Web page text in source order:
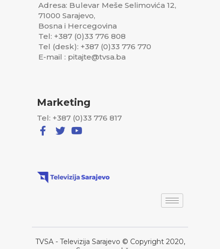
Adresa: Bulevar Meše Selimovića 12,
71000 Sarajevo,
Bosna i Hercegovina
Tel: +387 (0)33 776 808
Tel (desk): +387 (0)33 776 770
E-mail : pitajte@tvsa.ba
Marketing
Tel: +387 (0)33 776 817
TVSA - Televizija Sarajevo © Copyright 2020,